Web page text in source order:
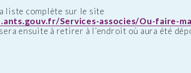
liste complète sur le site
Services-associes/Ou-faire-
ensuite à retirer à l’endroit où aura été